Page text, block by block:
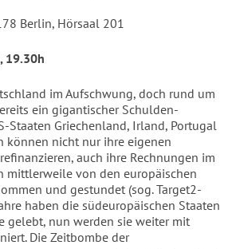
Berlin, Hörsaal 201
19.30h
im Aufschwung, doch rund um
ein gigantischer Schulden-
Staaten Griechenland, Irland, Portugal
können nicht nur ihre eigenen
auch ihre Rechnungen im
mittlerweile von den europäischen
und gestundet (sog. Target2-
haben die südeuropäischen Staaten
gelebt, nun werden sie weiter mit
Die Zeitbombe der